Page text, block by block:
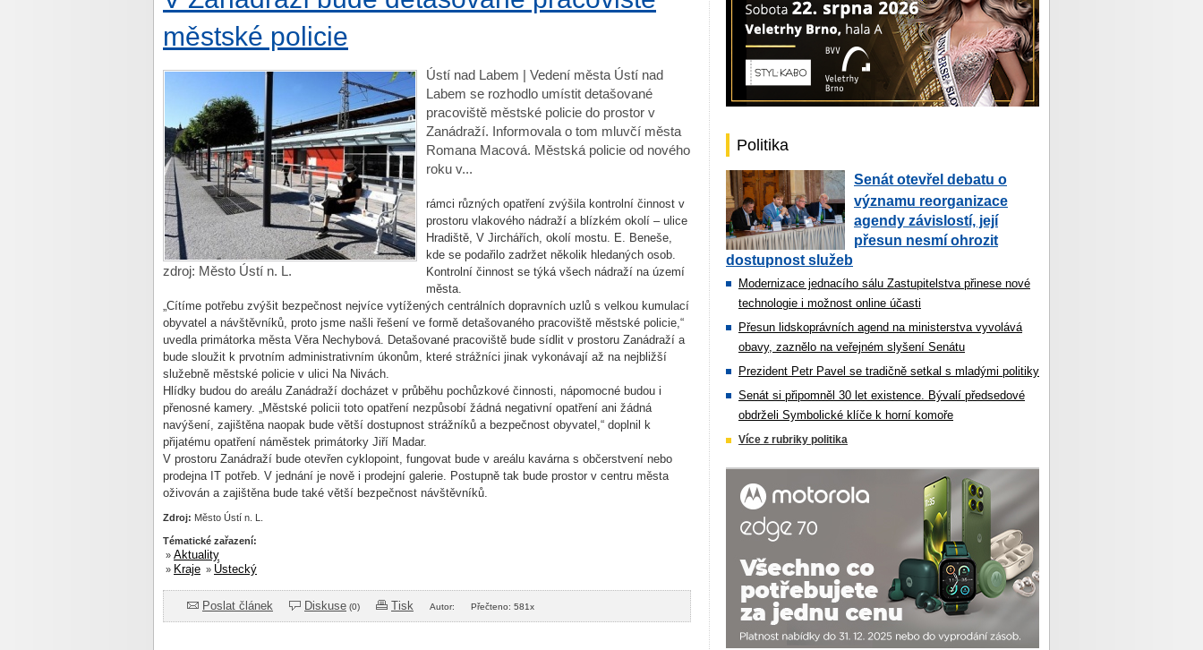
městské policie
zdroj: Město Ústí n. L.
Ústí nad Labem | Vedení města Ústí nad
Labem se rozhodlo umístit detašované
pracoviště městské policie do prostor v
Zanádraží. Informovala o tom mluvčí města
Romana Macová. Městská policie od nového
roku v...
rámci různých opatření zvýšila kontrolní činnost v
prostoru vlakového nádraží a blízkém okolí – ulice
Hradiště, V Jirchářích, okolí mostu. E. Beneše,
kde se podařilo zadržet několik hledaných osob.
Kontrolní činnost se týká všech nádraží na území
města.
„Cítíme potřebu zvýšit bezpečnost nejvíce vytížených centrálních dopravních uzlů s velkou kumulací
obyvatel a návštěvníků, proto jsme našli řešení ve formě detašovaného pracoviště městské policie,“
uvedla primátorka města Věra Nechybová. Detašované pracoviště bude sídlit v prostoru Zanádraží a
bude sloužit k prvotním administrativním úkonům, které strážníci jinak vykonávají až na nejbližší
služebně městské policie v ulici Na Nivách.
Hlídky budou do areálu Zanádraží docházet v průběhu pochůzkové činnosti, nápomocné budou i
přenosné kamery. „Městské policii toto opatření nezpůsobí žádná negativní opatření ani žádná
navýšení, zajištěna naopak bude větší dostupnost strážníků a bezpečnost obyvatel,“ doplnil k
přijatému opatření náměstek primátorky Jiří Madar.
V prostoru Zanádraží bude otevřen cyklopoint, fungovat bude v areálu kavárna s občerstvení nebo
prodejna IT potřeb. V jednání je nově i prodejní galerie. Postupně tak bude prostor v centru města
oživován a zajištěna bude také větší bezpečnost návštěvníků.
Zdroj: Město Ústí n. L.
Tématické zařazení:
» Aktuality
» Kraje » Ústecký
Poslat článek Diskuse (0) Tisk Autor: Přečteno: 581x
Politika
Senát otevřel debatu o
významu reorganizace
agendy závislostí, její
přesun nesmí ohrozit
dostupnost služeb
Modernizace jednacího sálu Zastupitelstva přinese nové
technologie i možnost online účasti
Přesun lidskoprávních agend na ministerstva vyvolává
obavy, zaznělo na veřejném slyšení Senátu
Prezident Petr Pavel se tradičně setkal s mladými politiky
Senát si připomněl 30 let existence. Bývalí předsedové
obdrželi Symbolické klíče k horní komoře
Více z rubriky politika